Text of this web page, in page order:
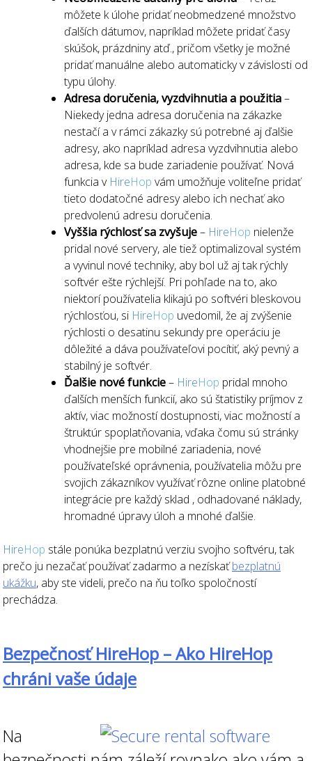
môžete k úlohe pridať neobmedzené množstvo
ďalších dátumov, napríklad môžete pridať časy
skúšok, prázdniny atď., pričom všetky je možné
pridať manuálne alebo automaticky v závislosti od
typu úlohy.
Adresa doručenia, vyzdvihnutia a použitia–
Niekedy jedna adresa doručenia na zákazke
nestačí a v rámci zákazky sú potrebné aj ďalšie
adresy, ako napríklad adresa vyzdvihnutia alebo
adresa, kde sa bude zariadenie používať. Nová
funkcia v HireHop vám umožňuje voliteľne pridať
tieto dodatočné adresy alebo ich nechať ako
predvolenú adresu doručenia.
Vyššia rýchlosť sa zvyšuje– HireHop nielenže
pridal nové servery, ale tiež optimalizoval systém
a vyvinul nové techniky, aby bol už aj tak rýchly
softvér ešte rýchlejší. Pri pohľade na to, ako
niektorí používatelia klikajú po softvéri bleskovou
rýchlosťou, si HireHop uvedomil, že aj zvýšenie
rýchlosti o desatinu sekundy pre operáciu je
dôležité a dáva používateľovi pocítiť, aký pevný a
stabilný je softvér.
Ďalšie nové funkcie– HireHop pridal mnoho
ďalších menších funkcií, ako sú štatistiky príjmov z
aktív, viac možností dostupnosti, viac možností a
štruktúr spoplatňovania, vďaka čomu sú stránky
vhodnejšie pre mobilné zariadenia, nové
používateľské oprávnenia, používatelia môžu pre
svojich zákazníkov využívať rôzne online platobné
integrácie pre každý sklad , odhadované náklady,
hromadné úpravy úloh a mnohé ďalšie.
HireHop stále ponúka bezplatnú verziu svojho softvéru, tak
prečo ju nezačať používať zadarmo a nezískaťbezplatnú
ukážku, aby ste videli, prečo na ňu toľko spoločností
prechádza.
Bezpečnosť HireHop – Ako HireHop
chráni vaše údaje
Na